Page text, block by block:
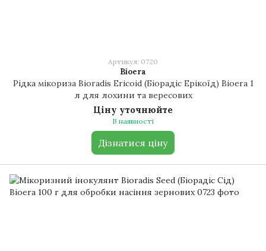
Артикул: 0720
Bioera
Рідка мікориза Bioradis Ericoid (Біорадіс Ерікоїд) Bioera 1
л для лохини та вересових
Ціну уточнюйте
В наявності
Дізнатися ціну